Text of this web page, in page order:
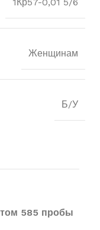
Женщинам
Б/У
585 пробы